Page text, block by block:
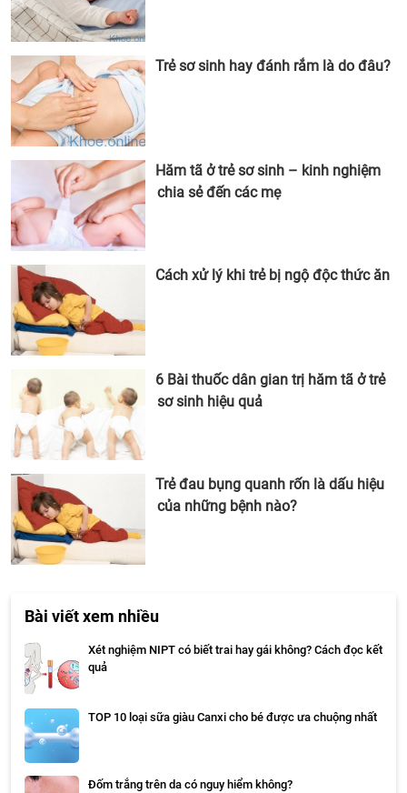
Trẻ sơ sinh hay đánh rắm là do đâu?
Hăm tã ở trẻ sơ sinh – kinh nghiệm
chia sẻ đến các mẹ
Cách xử lý khi trẻ bị ngộ độc thức ăn
6 Bài thuốc dân gian trị hăm tã ở trẻ
sơ sinh hiệu quả
Trẻ đau bụng quanh rốn là dấu hiệu
của những bệnh nào?
Bài viết xem nhiều
Xét nghiệm NIPT có biết trai hay gái không? Cách đọc kết
quả
TOP 10 loại sữa giàu Canxi cho bé được ưa chuộng nhất
Đốm trắng trên da có nguy hiểm không?